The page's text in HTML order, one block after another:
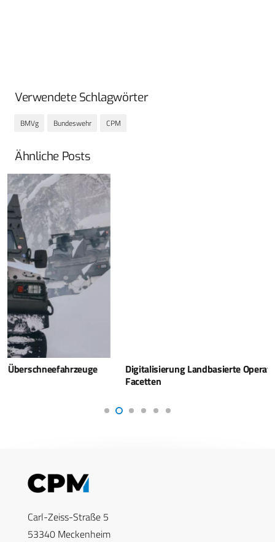
Verwendete Schlagwörter
BMVg Bundeswehr CPM
Ähnliche Posts
Digitalisierung Landbasierte Operationen – Vielfältige
Carl-Zeiss-Straße 5
53340 Meckenheim